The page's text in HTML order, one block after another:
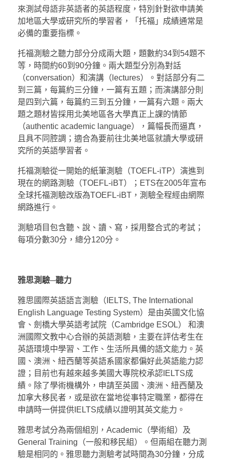
來測試母語非英語者的英語程度，特別針對欲申請美
加地區大學或研究所的學習者，「托福」成績通常是
必備的重要指標。
托福測驗之聽力部分分成兩大題，題數約34到54題不
等，時間約60到90分鐘。兩大題型分別為對話
（conversation）和演講（lectures）。對話部分有二
到三篇，每篇約三分鐘，一篇有五題；而演講部分則
是四到六篇，每篇約三到五分鐘，一篇有六題。兩大
題之題材皆採用北美地區各大學真正上課的情節
（authentic academic language），篇幅長而逼真，
且具不同腔調；適合為要前往北美地區就讀大學或研
究所的英語學習者。
托福測驗從一開始的紙筆測驗（TOEFL-iTP）演進到
現在的網路測驗（TOEFL-iBT）；ETS在2005年宣布
全球托福測驗改版為TOEFL-iBT，測驗全程經由網際
網路進行。
測驗項目包含聽、說、讀、寫，採用整合式的考試；
每項分數30分，總分120分。
雅思測驗─聽力
雅思國際英語語言測驗（IELTS, The International
English Language Testing System）是由英國文化協
會、劍橋大學英語考試院（Cambridge ESOL） 和澳
洲國際文教中心合辦的英語測驗，主要在評估考生在
英語環境中學習、工作、生活所具備的語文能力。英
國、澳洲、紐西蘭等英語系國家都偏好此英語能力認
證；目前也有越來越多美國大專院校承認IELTS成
績。除了學術機構外，申請至英國、澳洲、紐西蘭及
加拿大移民者，或是欲在當地從事特定職業，都得在
申請時一併提供IELTS成績以證明其英文能力。
雅思考試分為兩個組別，Academic（學術組）及
General Training（一般和移民組）。但兩組在聽力測
驗是相同的。雅思聽力測驗考試時間為30分鐘，分成